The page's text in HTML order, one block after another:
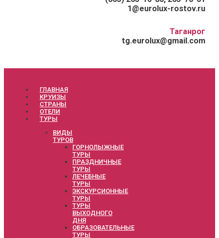
1@eurolux-rostov.ru
Таганрог
tg.eurolux@gmail.com
ГЛАВНАЯ
КРУИЗЫ
СТРАНЫ
ОТЕЛИ
ТУРЫ
ВИДЫ
ТУРОВ
ГОРНОЛЫЖНЫЕ
ТУРЫ
ПРАЗДНИЧНЫЕ
ТУРЫ
ЛЕЧЕБНЫЕ
ТУРЫ
ЭКСКУРСИОННЫЕ
ТУРЫ
ТУРЫ
ВЫХОДНОГО
ДНЯ
ОБРАЗОВАТЕЛЬНЫЕ
ТУРЫ